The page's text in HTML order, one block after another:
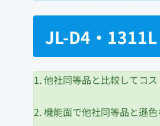
JL-D4・1311L
1. 他社同等品と比較してコ
2. 機能面で他社同等品と遜色